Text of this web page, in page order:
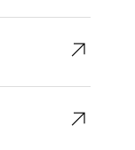
↗︎
↗︎